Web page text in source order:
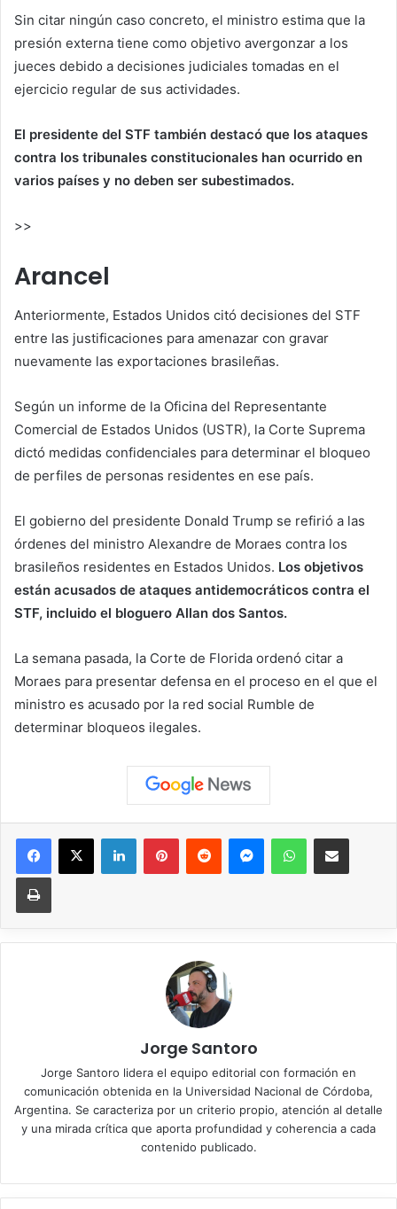
Sin citar ningún caso concreto, el ministro estima que la
presión externa tiene como objetivo avergonzar a los
jueces debido a decisiones judiciales tomadas en el
ejercicio regular de sus actividades.
El presidente del STF también destacó que los ataques
contra los tribunales constitucionales han ocurrido en
varios países y no deben ser subestimados.
>>
Arancel
Anteriormente, Estados Unidos citó decisiones del STF
entre las justificaciones para amenazar con gravar
nuevamente las exportaciones brasileñas.
Según un informe de la Oficina del Representante
Comercial de Estados Unidos (USTR), la Corte Suprema
dictó medidas confidenciales para determinar el bloqueo
de perfiles de personas residentes en ese país.
El gobierno del presidente Donald Trump se refirió a las
órdenes del ministro Alexandre de Moraes contra los
brasileños residentes en Estados Unidos. Los objetivos
están acusados ​​de ataques antidemocráticos contra el
STF, incluido el bloguero Allan dos Santos.
La semana pasada, la Corte de Florida ordenó citar a
Moraes para presentar defensa en el proceso en el que el
ministro es acusado por la red social Rumble de
determinar bloqueos ilegales.
Facebook
X LinkedInPinterestReddit MessengerWhatsAppCompartir vía correo
Imprimir
Jorge Santoro
Jorge Santoro lidera el equipo editorial con formación en
comunicación obtenida en la Universidad Nacional de Córdoba,
Argentina. Se caracteriza por un criterio propio, atención al detalle
y una mirada crítica que aporta profundidad y coherencia a cada
contenido publicado.